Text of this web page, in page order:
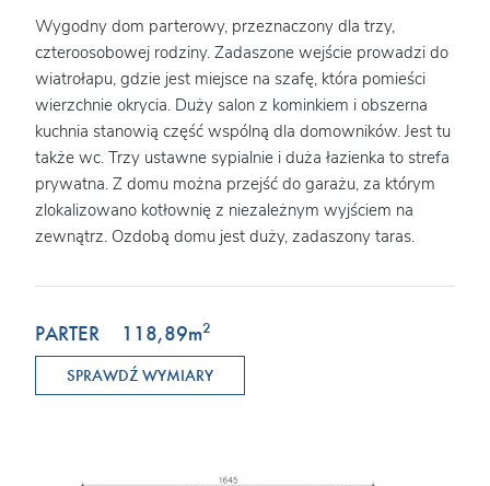
Wygodny dom parterowy, przeznaczony dla trzy,
czteroosobowej rodziny. Zadaszone wejście prowadzi do
wiatrołapu, gdzie jest miejsce na szafę, która pomieści
wierzchnie okrycia. Duży salon z kominkiem i obszerna
kuchnia stanowią część wspólną dla domowników. Jest tu
także wc. Trzy ustawne sypialnie i duża łazienka to strefa
prywatna. Z domu można przejść do garażu, za którym
zlokalizowano kotłownię z niezależnym wyjściem na
zewnątrz. Ozdobą domu jest duży, zadaszony taras.
PARTER 118,89m2
SPRAWDŹ WYMIARY